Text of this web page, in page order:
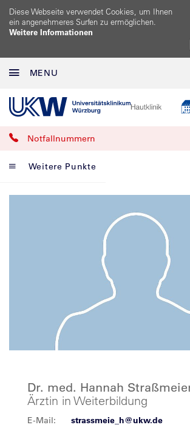
Diese Webseite verwendet Cookies, um Ihnen
ein angenehmeres Surfen zu ermöglichen.
Weitere Informationen
MENU
Notfallnummern
Weitere Punkte
Dr. med. Hannah
Ärztin in Weiterbildung
E-Mail: strassmeie_h@ukw.de